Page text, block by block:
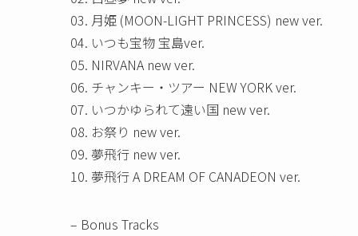
03. 月姫 (MOON-LIGHT PRINCESS) new ver.
04. いつも宝物 宝島ver.
05. NIRVANA new ver.
06. チャンキー・ツアー NEW YORK ver.
07. いつかゆられて遠い国 new ver.
08. お祭り new ver.
09. 夢飛行 new ver.
10. 夢飛行 A DREAM OF CANADEON ver.
– Bonus Tracks